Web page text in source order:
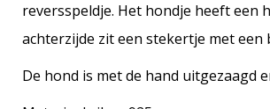
reversspeldje. Het hondje heeft een
achterzijde zit een stekertje met een
De hond is met de hand uitgezaagd